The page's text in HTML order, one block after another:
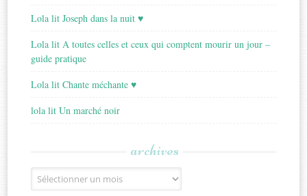
Lola lit Joseph dans la nuit ♥
Lola lit A toutes celles et ceux qui comptent mourir un jour –
guide pratique
Lola lit Chante méchante ♥
lola lit Un marché noir
archives
Archives